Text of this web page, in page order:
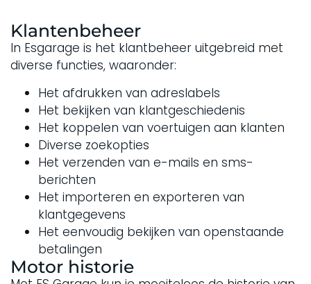
Klantenbeheer
In Esgarage is het klantbeheer uitgebreid met
diverse functies, waaronder:
Het afdrukken van adreslabels
Het bekijken van klantgeschiedenis
Het koppelen van voertuigen aan klanten
Diverse zoekopties
Het verzenden van e-mails en sms-
berichten
Het importeren en exporteren van
klantgegevens
Het eenvoudig bekijken van openstaande
betalingen
Motor historie